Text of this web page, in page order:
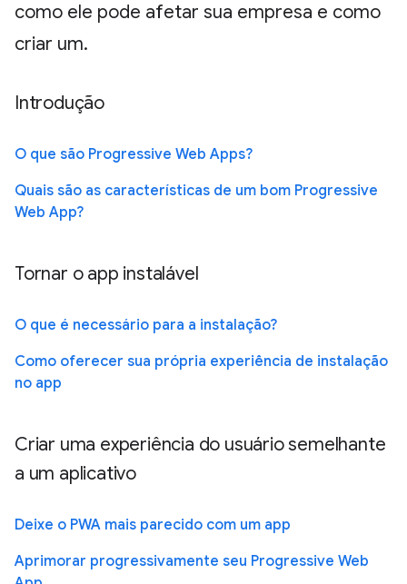
como ele pode afetar sua empresa e como
criar um.
Introdução
O que são Progressive Web Apps?
Quais são as características de um bom Progressive
Web App?
Tornar o app instalável
O que é necessário para a instalação?
Como oferecer sua própria experiência de instalação
no app
Criar uma experiência do usuário semelhante
a um aplicativo
Deixe o PWA mais parecido com um app
Aprimorar progressivamente seu Progressive Web